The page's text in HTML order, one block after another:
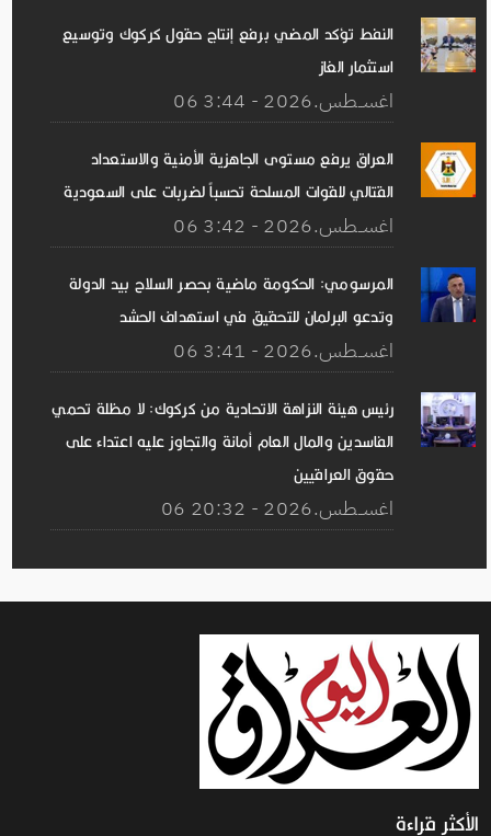
النفط تؤكد المضي برفع إنتاج حقول كركوك وتوسيع
استثمار الغاز
06 اغســطس.2026 - 3:44
العراق يرفع مستوى الجاهزية الأمنية والاستعداد
القتالي للقوات المسلحة تحسباً لضربات على السعودية
06 اغســطس.2026 - 3:42
المرسومي: الحكومة ماضية بحصر السلاح بيد الدولة
وتدعو البرلمان للتحقيق في استهداف الحشد
06 اغســطس.2026 - 3:41
رئيس هيئة النزاهة الاتحادية من كركوك: لا مظلة تحمي
الفاسدين والمال العام أمانة والتجاوز عليه اعتداء على
حقوق العراقيين
06 اغســطس.2026 - 20:32
الأكثر قراءة